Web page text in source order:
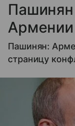
Пашинян
Армении
Пашинян:
страницу